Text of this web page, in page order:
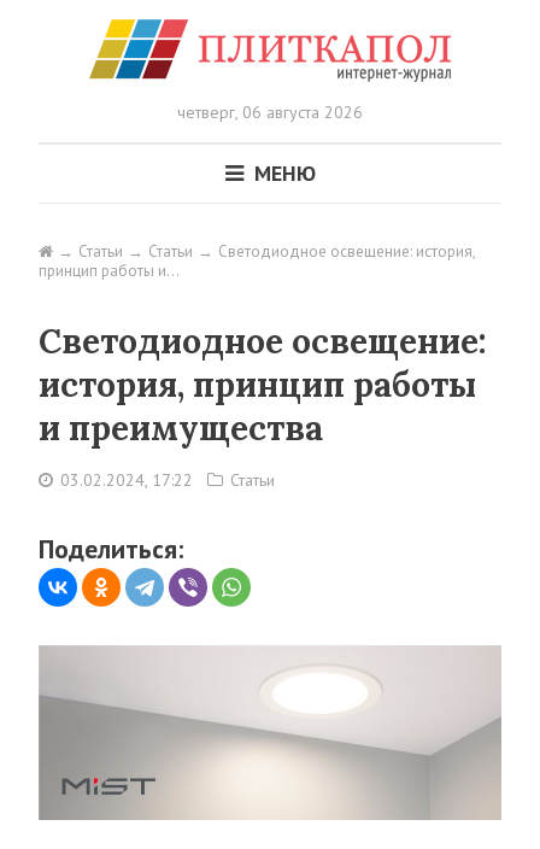
четверг, 06 августа 2026
МЕНЮ
Статьи Статьи
Светодиодное освещение: история,
принцип работы и…
Светодиодное освещение:
история, принцип работы
и преимущества
03.02.2024, 17:22 Статьи
Поделиться: